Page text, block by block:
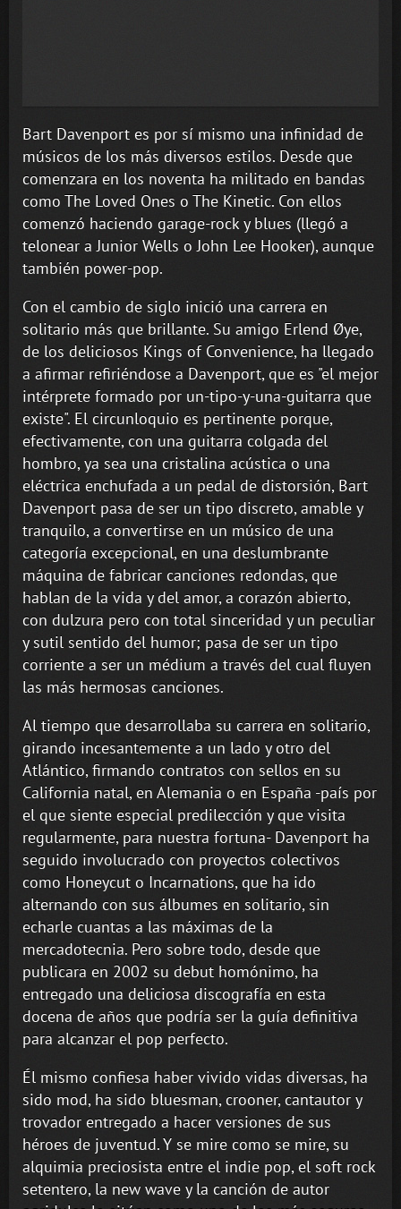
Bart Davenport es por sí mismo una infinidad de
músicos de los más diversos estilos. Desde que
comenzara en los noventa ha militado en bandas
como The Loved Ones o The Kinetic. Con ellos
comenzó haciendo garage-rock y blues (llegó a
telonear a Junior Wells o John Lee Hooker), aunque
también power-pop.
Con el cambio de siglo inició una carrera en
solitario más que brillante. Su amigo Erlend Øye,
de los deliciosos Kings of Convenience, ha llegado
a afirmar refiriéndose a Davenport, que es "el mejor
intérprete formado por un-tipo-y-una-guitarra que
existe". El circunloquio es pertinente porque,
efectivamente, con una guitarra colgada del
hombro, ya sea una cristalina acústica o una
eléctrica enchufada a un pedal de distorsión, Bart
Davenport pasa de ser un tipo discreto, amable y
tranquilo, a convertirse en un músico de una
categoría excepcional, en una deslumbrante
máquina de fabricar canciones redondas, que
hablan de la vida y del amor, a corazón abierto,
con dulzura pero con total sinceridad y un peculiar
y sutil sentido del humor; pasa de ser un tipo
corriente a ser un médium a través del cual fluyen
las más hermosas canciones.
Al tiempo que desarrollaba su carrera en solitario,
girando incesantemente a un lado y otro del
Atlántico, firmando contratos con sellos en su
California natal, en Alemania o en España -país por
el que siente especial predilección y que visita
regularmente, para nuestra fortuna- Davenport ha
seguido involucrado con proyectos colectivos
como Honeycut o Incarnations, que ha ido
alternando con sus álbumes en solitario, sin
echarle cuantas a las máximas de la
mercadotecnia. Pero sobre todo, desde que
publicara en 2002 su debut homónimo, ha
entregado una deliciosa discografía en esta
docena de años que podría ser la guía definitiva
para alcanzar el pop perfecto.
Él mismo confiesa haber vivido vidas diversas, ha
sido mod, ha sido bluesman, crooner, cantautor y
trovador entregado a hacer versiones de sus
héroes de juventud. Y se mire como se mire, su
alquimia preciosista entre el indie pop, el soft rock
setentero, la new wave y la canción de autor